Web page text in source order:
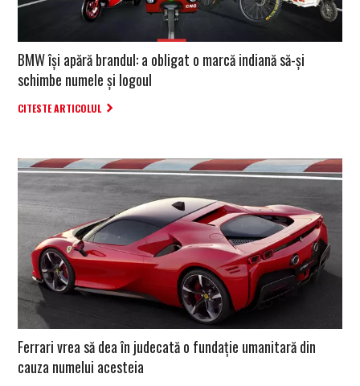
BMW își apără brandul: a obligat o marcă indiană să-și
schimbe numele și logoul
CITESTE ARTICOLUL
Ferrari vrea să dea în judecată o fundație umanitară din
cauza numelui acesteia